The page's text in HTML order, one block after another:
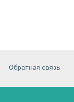
Обратная связь